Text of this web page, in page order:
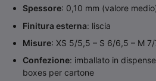
Spessore: 0,10 mm (valore
Finitura esterna: liscia
Misure: XS 5/5,5 – S 6/6,5 – M
Confezione: imballato in
boxes per cartone